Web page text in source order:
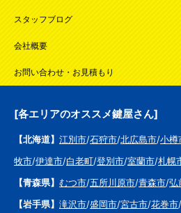
スタッフブログ
会社概要
お問い合わせ・お見積もり
[各エリアのオススメ鍵屋さん]
【北海道】 江別市/石狩市/北広島市/小樽
牧市/伊達市/白老町/登別市/室蘭市/札幌
【青森県】 むつ市/五所川原市/青森市/弘
【岩手県】 滝沢市/盛岡市/宮古市/花巻市/